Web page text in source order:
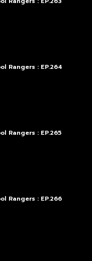
Rangers : EP.264
Rangers : EP.265
Rangers : EP.266